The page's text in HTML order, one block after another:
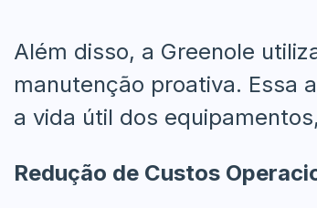
Além disso, a Greenole
manutenção proativa. Essa
a vida útil dos
Redução de Custos